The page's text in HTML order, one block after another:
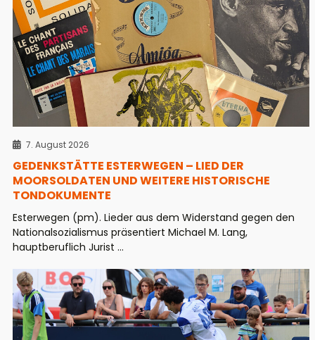
7. August 2026
GEDENKSTÄTTE ESTERWEGEN – LIED DER
MOORSOLDATEN UND WEITERE HISTORISCHE
TONDOKUMENTE
Esterwegen (pm). Lieder aus dem Widerstand gegen den
Nationalsozialismus präsentiert Michael M. Lang,
hauptberuflich Jurist ...